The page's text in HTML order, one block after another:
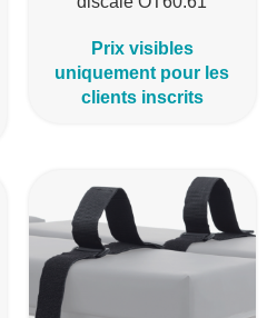
Prix visibles
uniquement pour les
clients inscrits